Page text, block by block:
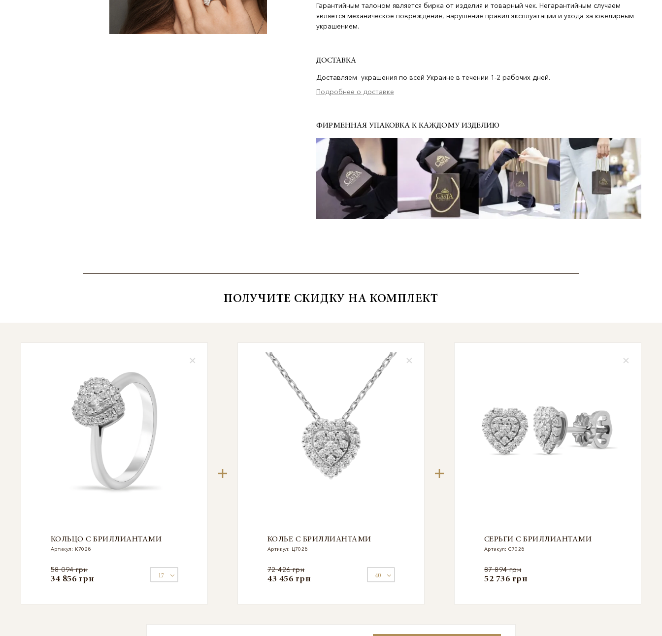
Гарантийным талоном является бирка от изделия и товарный чек. Негарантийным случаем
является механическое повреждение, нарушение правил эксплуатации и ухода за ювелирным
украшением.
ДОСТАВКА
Доставляем украшения по всей Украине в течении 1-2 рабочих дней.
Подробнее о доставке
ФИРМЕННАЯ УПАКОВКА К КАЖДОМУ ИЗДЕЛИЮ
ПОЛУЧИТЕ СКИДКУ НА КОМПЛЕКТ
КОЛЬЦО С БРИЛЛИАНТАМИ
Артикул: К702б
58 094 грн
34 856 грн
КОЛЬЕ С БРИЛЛИАНТАМИ
Артикул: Ц702б
72 426 грн
43 456 грн
СЕРЬГИ С БРИЛЛИАНТАМИ
Артикул: С702б
87 894 грн
52 736 грн